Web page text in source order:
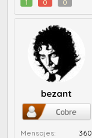
1
0 0
bezant
Mensajes
360